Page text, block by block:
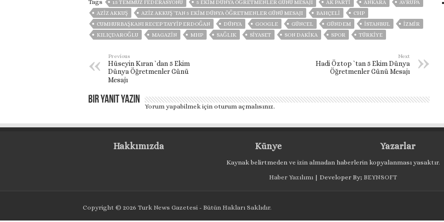
Tags 15 TEMMUZ FEDERASYONU 5 EKIM DÜNYA ÖĞRETMENLER GÜNÜ MESAJI AK PARTİ ANKARA
AVRUPA
AZİZ AKKUŞ
AZIZ AKKUŞ `TAN 5 EKIM DÜNYA ÖĞRETMENLER GÜNÜ MESAJI BAHÇELİ
CHP
CUMHURBAŞKANI RECEP TAYYIP ERDOĞAN
DÜNYA GOOGLE GÜNCEL GÜNDEM ISTANBUL
İZMIR
KILIÇDAROĞLU
MAGAZİN MHP SAĞLIK SİYASET SON DAKIKA SPOR TÜRKİYE
Previous
Hüseyin Kıran `dan 5 Ekim
Dünya Öğretmenler Günü
Mesajı
Next
Hadi Öztop `tan 5 Ekim Dünya
Öğretmenler Günü Mesajı
Bir yanıt yazın
Yorum yapabilmek için oturum açmalısınız.
Hakkımızda Künye Yazarlar
Kaynak belirtmeden ve izin almadan haberlerin kopyalanması yasaktır.
Haber Yazılımı | Developer By; BEYNSOFT
Copyright © 2026 Turk News Gazetesi - Bütün Hakları Saklıdır.